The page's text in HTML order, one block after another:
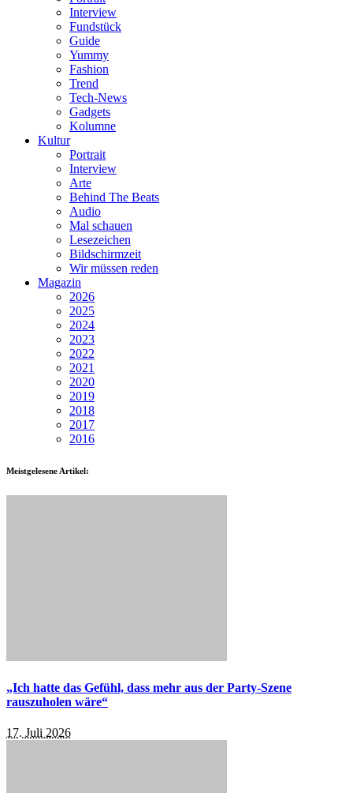
Interview
Fundstück
Guide
Yummy
Fashion
Trend
Tech-News
Gadgets
Kolumne
Kultur
Portrait
Interview
Arte
Behind The Beats
Audio
Mal schauen
Lesezeichen
Bildschirmzeit
Wir müssen reden
Magazin
2026
2025
2024
2023
2022
2021
2020
2019
2018
2017
2016
Meistgelesene Artikel:
„Ich hatte das Gefühl, dass mehr aus der Party-Szene
rauszuholen wäre“
17. Juli 2026